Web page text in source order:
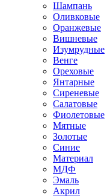
Шампань
Оливковые
Оранжевые
Вишневые
Изумрудные
Венге
Ореховые
Янтарные
Сиреневые
Салатовые
Фиолетовые
Мятные
Золотые
Синие
Материал
МДФ
Эмаль
Акрил